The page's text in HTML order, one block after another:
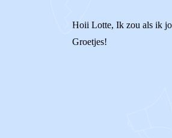
Hoii Lotte, Ik zou als ik
Groetjes!